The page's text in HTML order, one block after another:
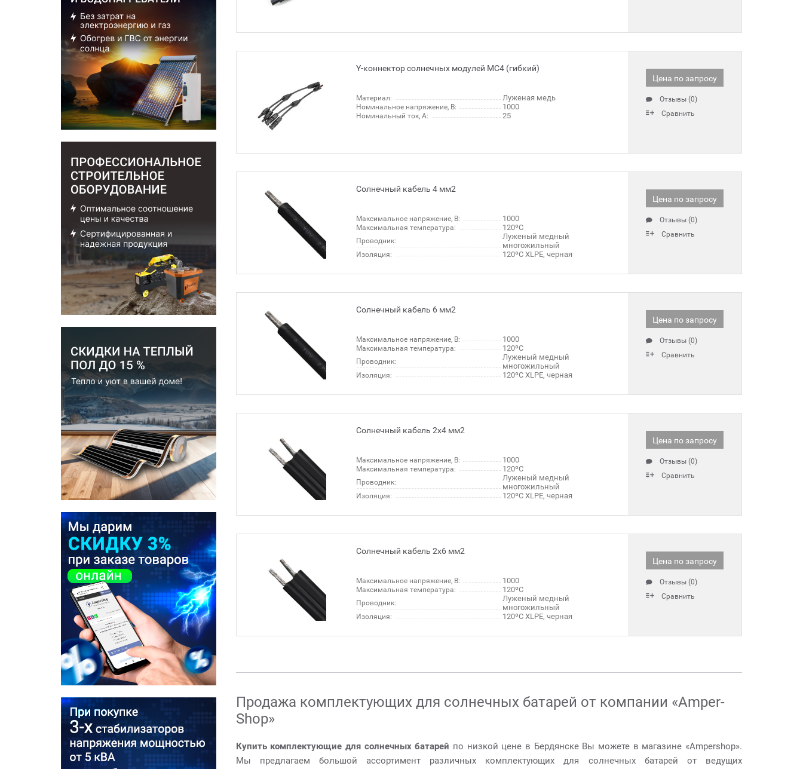
Y-коннектор солнечных модулей МС4 (гибкий)
Материал: Луженая медь
Номинальное напряжение, В: 1000
Номинальный ток, А: 25
Цена по запросу
Отзывы (0)
Сравнить
Солнечный кабель 4 мм2
Максимальное напряжение, В: 1000
Максимальная температура: 120ºC
Проводник:
Луженый медный
многожильный
Изоляция: 120ºC XLPE, черная
Цена по запросу
Отзывы (0)
Сравнить
Солнечный кабель 6 мм2
Максимальное напряжение, В: 1000
Максимальная температура: 120ºC
Проводник:
Луженый медный
многожильный
Изоляция: 120ºC XLPE, черная
Цена по запросу
Отзывы (0)
Сравнить
Солнечный кабель 2х4 мм2
Максимальное напряжение, В: 1000
Максимальная температура: 120ºC
Проводник:
Луженый медный
многожильный
Изоляция: 120ºC XLPE, черная
Цена по запросу
Отзывы (0)
Сравнить
Солнечный кабель 2х6 мм2
Максимальное напряжение, В: 1000
Максимальная температура: 120ºC
Проводник:
Луженый медный
многожильный
Изоляция: 120ºC XLPE, черная
Цена по запросу
Отзывы (0)
Сравнить
Продажа комплектующих для солнечных батарей от компании «Amper-
Shop»
Купить комплектующие для солнечных батарей по низкой цене в Бердянске Вы можете в магазине «Ampershop».
Мы предлагаем большой ассортимент различных комплектующих для солнечных батарей от ведущих